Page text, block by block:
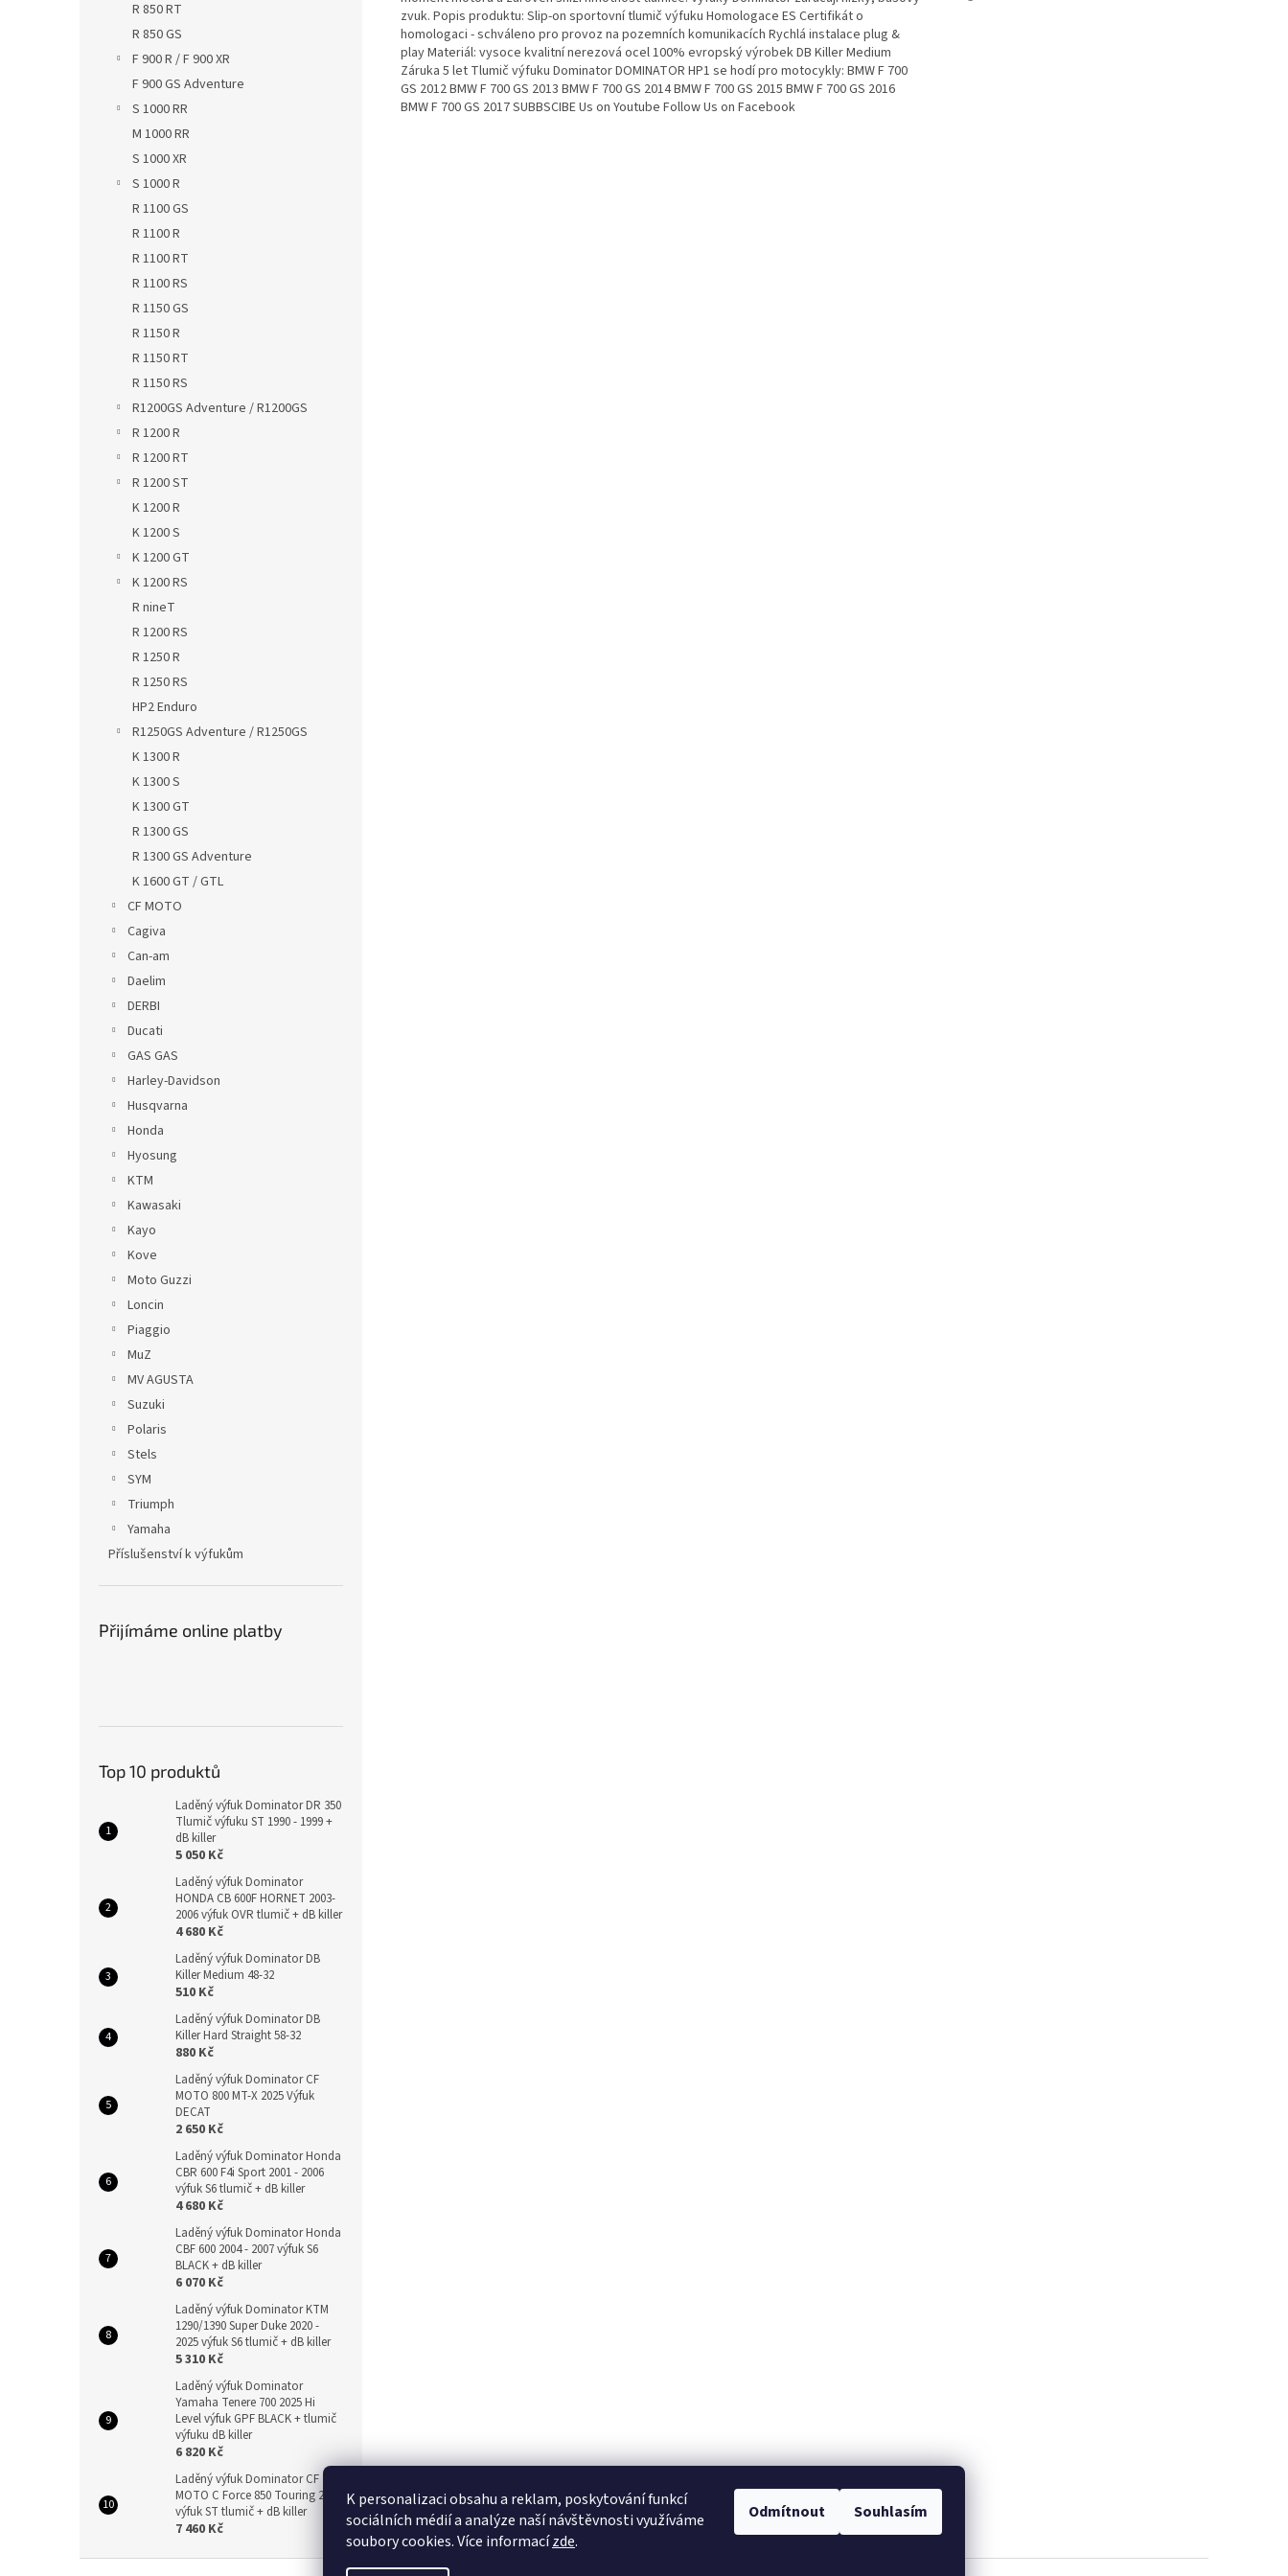
K personalizaci obsahu a reklam, poskytování funkcí
sociálních médií a analýze naší návštěvnosti využíváme
soubory cookies. Více informacízde.
Odmítnout Souhlasím
R 850 RT
R 850 GS
F 900 R / F 900 XR
F 900 GS Adventure
S 1000 RR
M 1000 RR
S 1000 XR
S 1000 R
R 1100 GS
R 1100 R
R 1100 RT
R 1100 RS
R 1150 GS
R 1150 R
R 1150 RT
R 1150 RS
R1200GS Adventure / R1200GS
R 1200 R
R 1200 RT
R 1200 ST
K 1200 R
K 1200 S
K 1200 GT
K 1200 RS
R nineT
R 1200 RS
R 1250 R
R 1250 RS
HP2 Enduro
R1250GS Adventure / R1250GS
K 1300 R
K 1300 S
K 1300 GT
R 1300 GS
R 1300 GS Adventure
K 1600 GT / GTL
CF MOTO
Cagiva
Can-am
Daelim
DERBI
Ducati
GAS GAS
Harley-Davidson
Husqvarna
Honda
Hyosung
KTM
Kawasaki
Kayo
Kove
Moto Guzzi
Loncin
Piaggio
MuZ
MV AGUSTA
Suzuki
Polaris
Stels
SYM
Triumph
Yamaha
Příslušenství k výfukům
Přijímáme online platby
Top 10 produktů
Laděný výfuk Dominator DR 350
Tlumič výfuku ST 1990 - 1999 +
dB killer
5 050 Kč
Laděný výfuk Dominator
HONDA CB 600F HORNET 2003-
2006 výfuk OVR tlumič + dB killer
4 680 Kč
Laděný výfuk Dominator DB
Killer Medium 48-32
510 Kč
Laděný výfuk Dominator DB
Killer Hard Straight 58-32
880 Kč
Laděný výfuk Dominator CF
MOTO 800 MT-X 2025 Výfuk
DECAT
2 650 Kč
Laděný výfuk Dominator Honda
CBR 600 F4i Sport 2001 - 2006
výfuk S6 tlumič + dB killer
4 680 Kč
Laděný výfuk Dominator Honda
CBF 600 2004 - 2007 výfuk S6
BLACK + dB killer
6 070 Kč
Laděný výfuk Dominator KTM
1290/1390 Super Duke 2020 -
2025 výfuk S6 tlumič + dB killer
5 310 Kč
Laděný výfuk Dominator
Yamaha Tenere 700 2025 Hi
Level výfuk GPF BLACK + tlumič
výfuku dB killer
6 820 Kč
Laděný výfuk Dominator CF
MOTO C Force 850 Touring 2024
výfuk ST tlumič + dB killer
7 460 Kč
zvuk. Popis produktu: Slip-on sportovní tlumič výfuku Homologace ES Certifikát o
homologaci - schváleno pro provoz na pozemních komunikacích Rychlá instalace plug &
play Materiál: vysoce kvalitní nerezová ocel 100% evropský výrobek DB Killer Medium
Záruka 5 let Tlumič výfuku Dominator DOMINATOR HP1 se hodí pro motocykly: BMW F 700
GS 2012 BMW F 700 GS 2013 BMW F 700 GS 2014 BMW F 700 GS 2015 BMW F 700 GS 2016
BMW F 700 GS 2017 SUBBSCIBE Us on Youtube Follow Us on Facebook